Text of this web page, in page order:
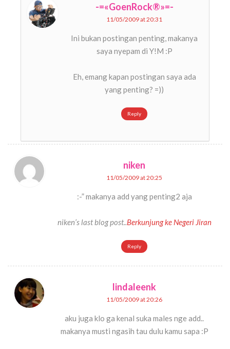
-=«GoenRock®»=-
11/05/2009 at 20:31
Ini bukan postingan penting, makanya
saya nyepam di Y!M :P
Eh, emang kapan postingan saya ada
yang penting? =))
Reply
niken
11/05/2009 at 20:25
:-” makanya add yang penting2 aja
niken’s last blog post..Berkunjung ke Negeri Jiran
Reply
lindaleenk
11/05/2009 at 20:26
aku juga klo ga kenal suka males nge add..
makanya musti ngasih tau dulu kamu sapa :P